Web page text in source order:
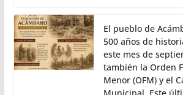
El pueblo de
500 años de
este mes de
también la Orden
Menor (OFM) y el